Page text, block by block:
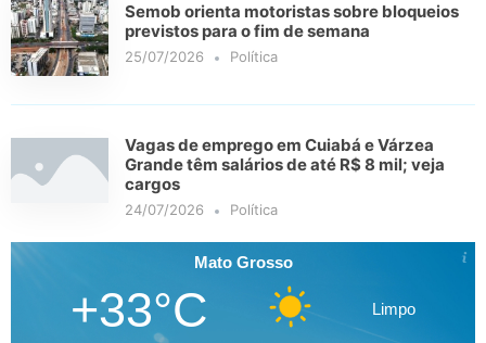
Semob orienta motoristas sobre bloqueios
previstos para o fim de semana
25/07/2026 Política
Vagas de emprego em Cuiabá e Várzea
Grande têm salários de até R$ 8 mil; veja
cargos
24/07/2026 Política
Mato Grosso
+33°C Limpo